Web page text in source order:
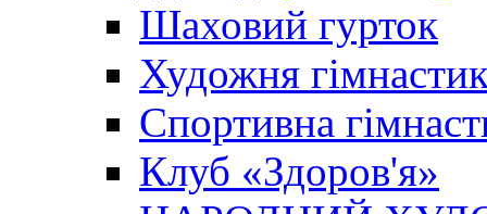
Шаховий гурток
Художня
Спортивна
Клуб «Здоров'я»